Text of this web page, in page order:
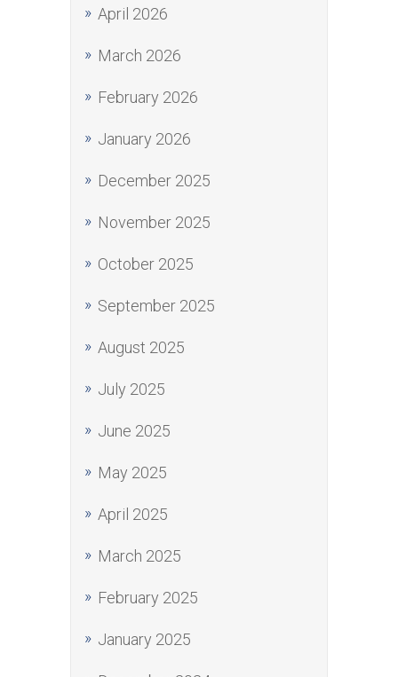
April 2026
March 2026
February 2026
January 2026
December 2025
November 2025
October 2025
September 2025
August 2025
July 2025
June 2025
May 2025
April 2025
March 2025
February 2025
January 2025